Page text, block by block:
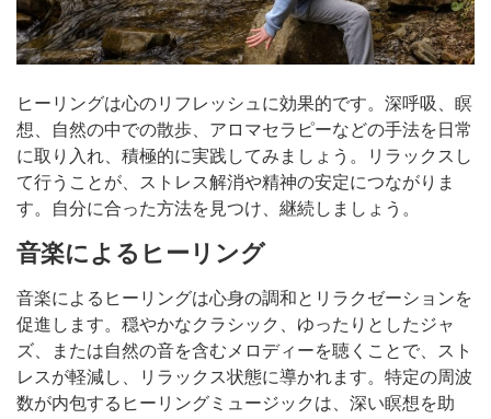
ヒーリングは心のリフレッシュに効果的です。深呼吸、瞑
想、自然の中での散歩、アロマセラピーなどの手法を日常
に取り入れ、積極的に実践してみましょう。リラックスし
て行うことが、ストレス解消や精神の安定につながりま
す。自分に合った方法を見つけ、継続しましょう。
音楽によるヒーリング
音楽によるヒーリングは心身の調和とリラクゼーションを
促進します。穏やかなクラシック、ゆったりとしたジャ
ズ、または自然の音を含むメロディーを聴くことで、スト
レスが軽減し、リラックス状態に導かれます。特定の周波
数が内包するヒーリングミュージックは、深い瞑想を助